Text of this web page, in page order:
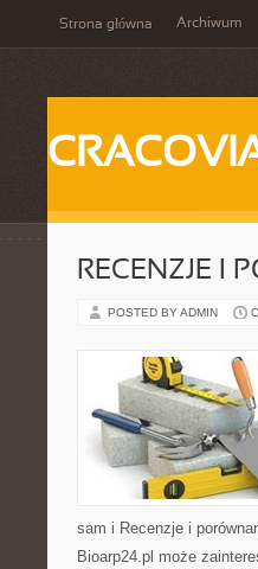
Strona główna Archiwum
RECENZJE I
POSTED BY ADMIN
sam i Recenzje i
Bioarp24.pl może